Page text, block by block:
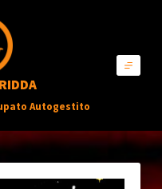
Autogestito